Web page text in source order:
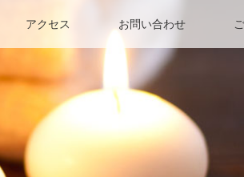
アクセス お問い合わせ